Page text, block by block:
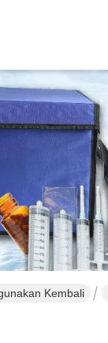
Kembali